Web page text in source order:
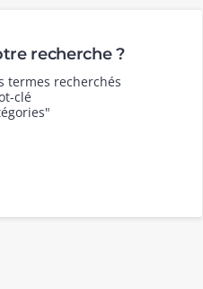
recherche ?
termes recherchés
clé